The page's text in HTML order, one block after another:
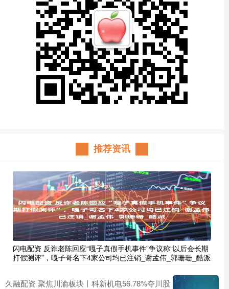
推荐资讯
闪电配资 反诈老陈回应“嘎子真假手机事件”争议称“以后会长期
打假测评”，嘎子哥名下4家公司均已注销_谢孟伟_郭珊珊_酷派
久融配资 聚焦川渝板块丨科新机电56.78%夺川股